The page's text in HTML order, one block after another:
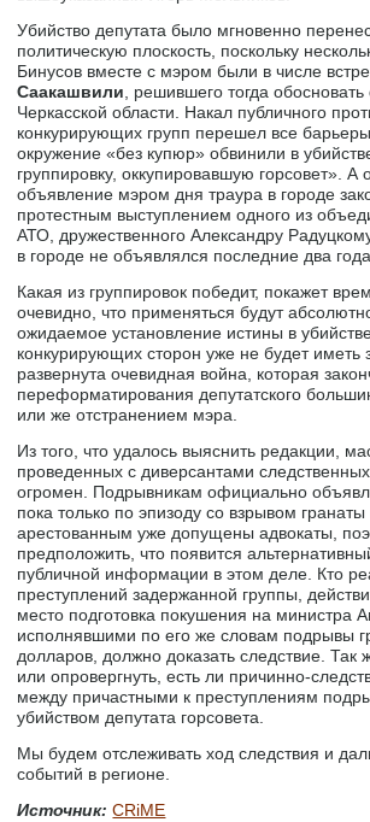
Убийство депутата было мгновенно
политическую плоскость, поскольку
Бинусов вместе с мэром были в числе
Саакашвили, решившего тогда
Черкасской области. Накал публичного
конкурирующих групп перешел все
окружение «без купюр» обвинили в
группировку, оккупировавшую горсовет».
объявление мэром дня траура в городе
протестным выступлением одного из
АТО, дружественного Александру
в городе не объявлялся последние два
Какая из группировок победит, покажет
очевидно, что применяться будут
ожидаемое установление истины в
конкурирующих сторон уже не будет иметь
развернута очевидная война, которая
переформатирования депутатского
или же отстранением мэра.
Из того, что удалось выяснить редакции,
проведенных с диверсантами
огромен. Подрывникам официально
пока только по эпизоду со взрывом
арестованным уже допущены адвокаты,
предположить, что появится
публичной информации в этом деле. Кто
преступлений задержанной группы,
место подготовка покушения на министра
исполнявшими по его же словам подрывы
долларов, должно доказать следствие. Так
или опровергнуть, есть ли причинно-
между причастными к преступлениям
убийством депутата горсовета.
Мы будем отслеживать ход следствия и
событий в регионе.
Источник:CRiME